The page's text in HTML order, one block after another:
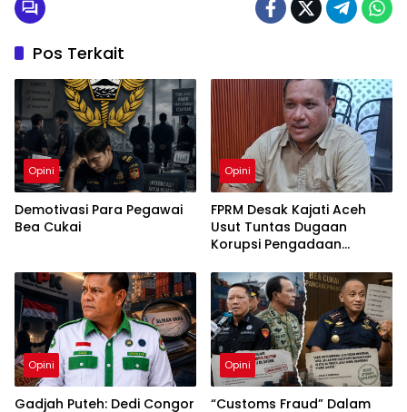
Pos Terkait
Opini
Demotivasi Para Pegawai
Bea Cukai
Opini
FPRM Desak Kajati Aceh
Usut Tuntas Dugaan
Korupsi Pengadaan
Langsa
Opini
Gadjah Puteh: Dedi Congor
Opini
“Customs Fraud” Dalam